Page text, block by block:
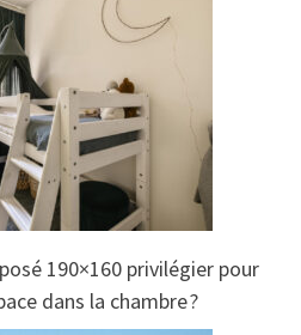
190×160 privilégier pour
dans la chambre ?